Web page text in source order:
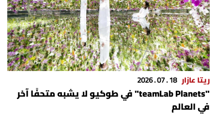
ريتا عازار 18 . 07 . 2026
"teamLab Planets" في طوكيو لا يشبه متحفًا آخر
في العالم